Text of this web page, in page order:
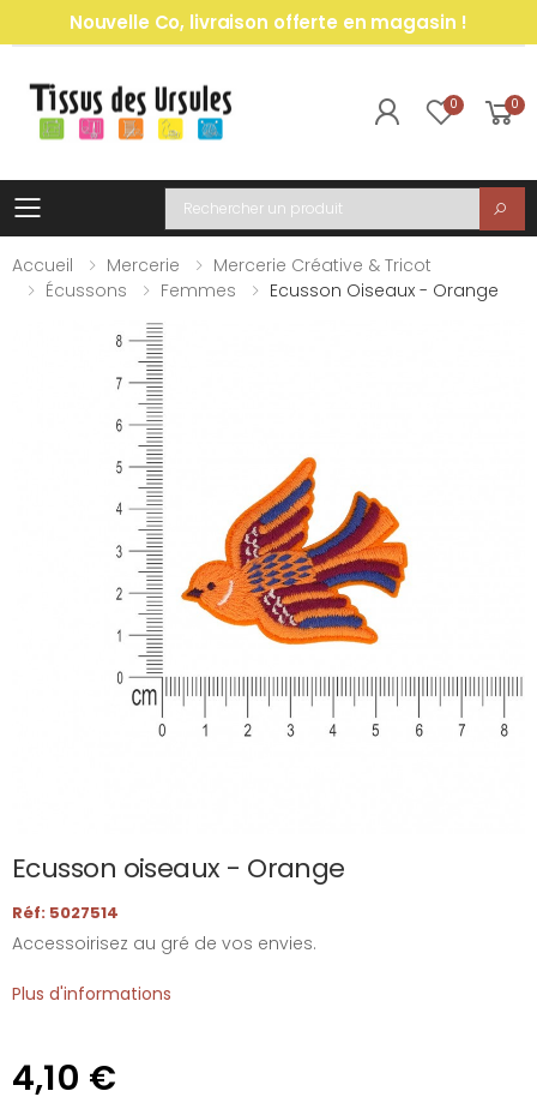
Nouvelle Co, livraison offerte en magasin !
0 0
Toggle mobile menu
Recherche
Accueil
Mercerie
Mercerie Créative & Tricot
Écussons
Femmes Ecusson Oiseaux - Orange
Ecusson oiseaux - Orange
Réf: 5027514
Accessoirisez au gré de vos envies.
Plus d'informations
4,10 €